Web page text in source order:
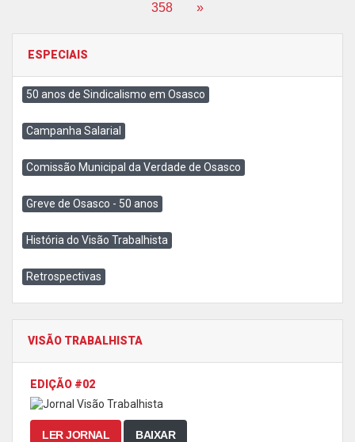
358
»
ESPECIAIS
50 anos de Sindicalismo em Osasco
Campanha Salarial
Comissão Municipal da Verdade de Osasco
Greve de Osasco - 50 anos
História do Visão Trabalhista
Retrospectivas
VISÃO TRABALHISTA
EDIÇÃO #02
LER JORNAL BAIXAR